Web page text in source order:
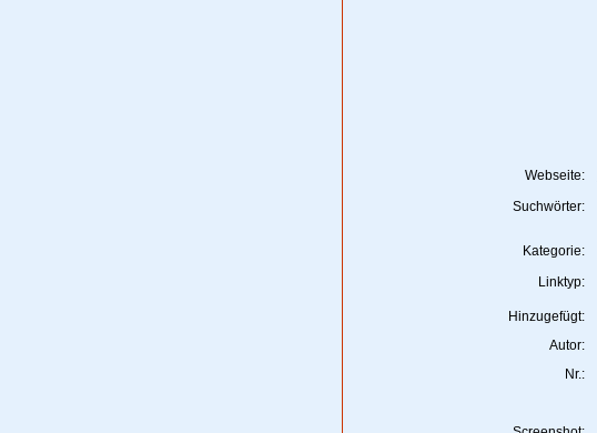
Webseite:
Suchwörter:
Kategorie:
Linktyp:
Hinzugefügt:
Autor:
Nr.: